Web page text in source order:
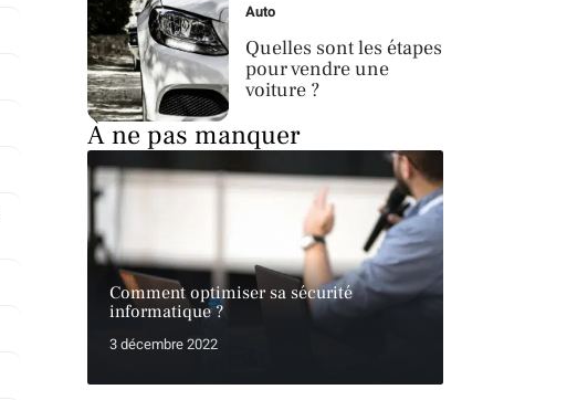
Auto
Quelles sont les étapes
pour vendre une
voiture ?
À ne pas manquer
Comment optimiser sa sécurité
informatique ?
3 décembre 2022